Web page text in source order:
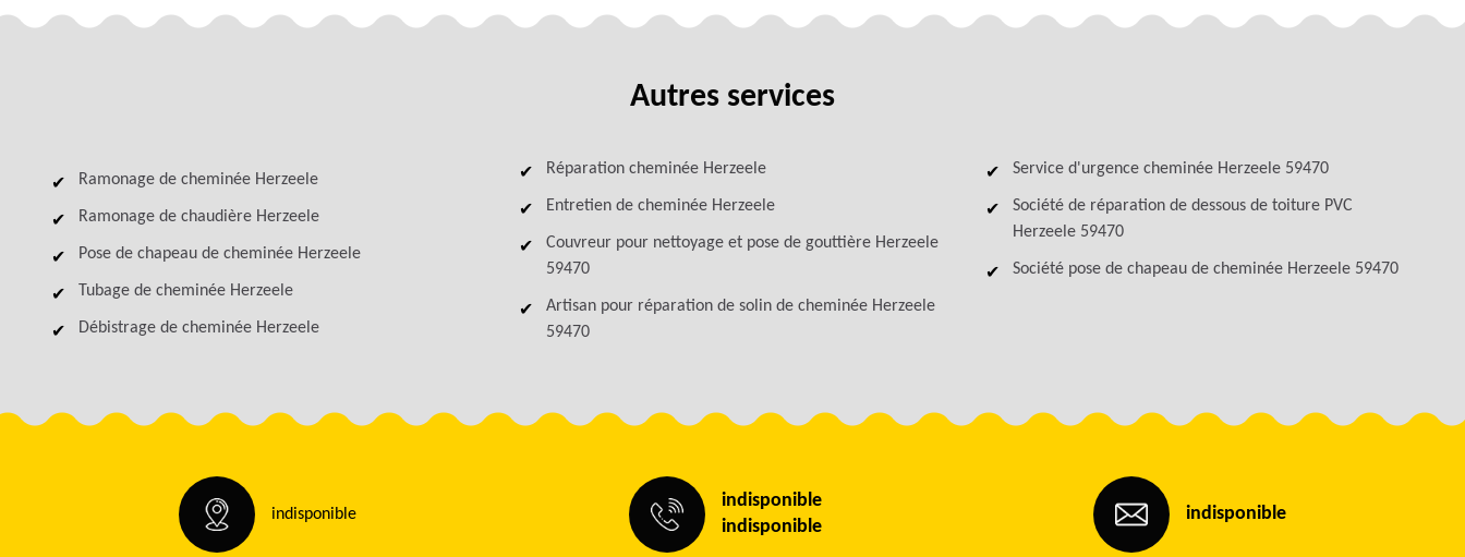
Autres services
Ramonage de cheminée Herzeele
Ramonage de chaudière Herzeele
Pose de chapeau de cheminée Herzeele
Tubage de cheminée Herzeele
Débistrage de cheminée Herzeele
Réparation cheminée Herzeele
Entretien de cheminée Herzeele
Couvreur pour nettoyage et pose de gouttière Herzeele
59470
Artisan pour réparation de solin de cheminée Herzeele
59470
Service d'urgence cheminée Herzeele 59470
Société de réparation de dessous de toiture PVC
Herzeele 59470
Société pose de chapeau de cheminée Herzeele 59470
indisponible
indisponible
indisponible
indisponible